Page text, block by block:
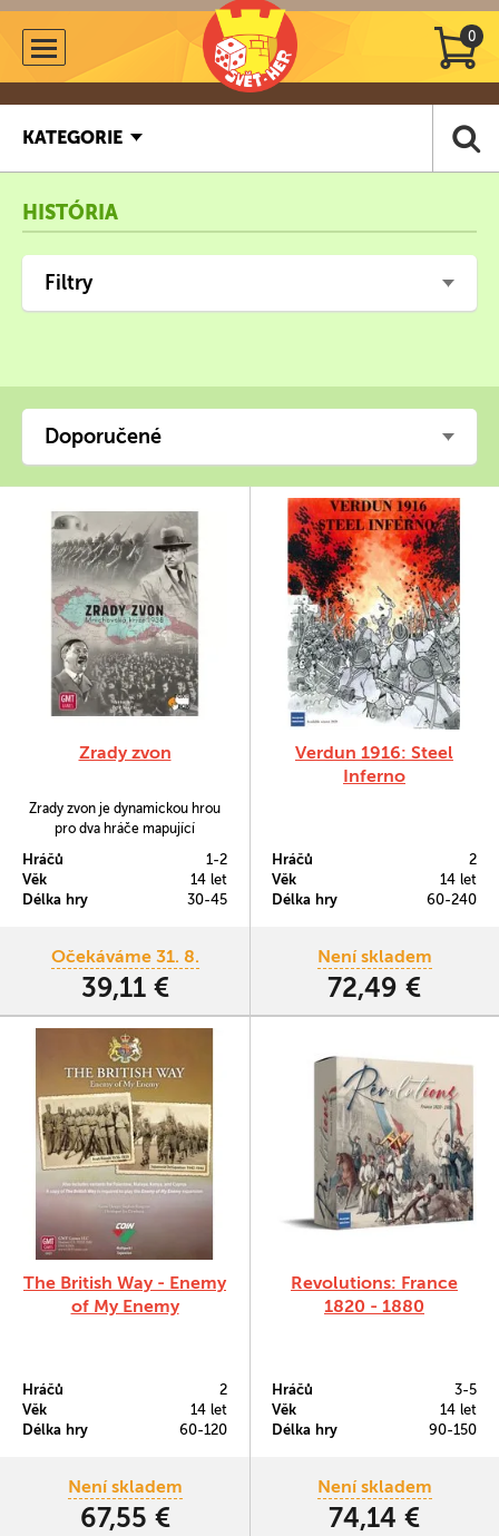
0
KATEGORIE
HISTÓRIA
Filtry
Doporučené
Zrady zvon
Zrady zvon je dynamickou hrou
pro dva hráče mapující
Hráči představují názorová
stanoviska Obrany a Postoupení,
kteří spolu soupeří o prosazení
zda se Československo rázně
postaví územním ústupkům
požadovaným nacistickým
Hráčů
1-2
Věk
14 let
Délka hry
30-45
Očekáváme 31. 8.
39,11 €
Verdun 1916: Steel
Inferno
Hráčů
2
Věk
14 let
Délka hry
60-240
Není skladem
72,49 €
The British Way - Enemy
of My Enemy
Hráčů
2
Věk
14 let
Délka hry
60-120
Není skladem
67,55 €
Revolutions: France
1820 - 1880
Hráčů
3-5
Věk
14 let
Délka hry
90-150
Není skladem
74,14 €